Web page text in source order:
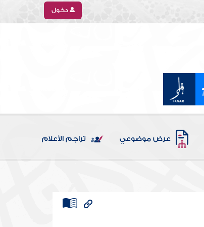
دخول
عرض موضوعي تراجم الأعلام